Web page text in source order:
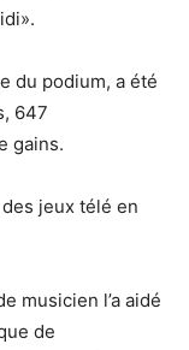
du podium, a été
647
gains.
jeux télé en
musicien l’a aidé
de